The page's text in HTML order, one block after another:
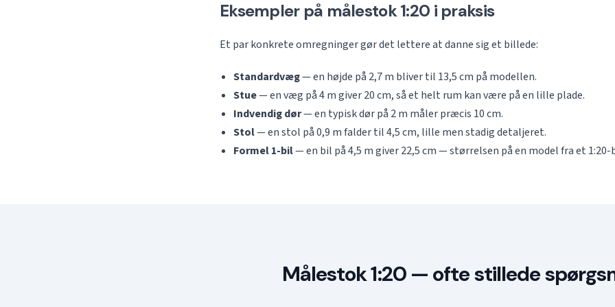
Eksempler på målestok 1:20 i praksis
Et par konkrete omregninger gør det lettere at danne sig et billede:
Standardvæg— en højde på 2,7 m bliver til 13,5 cm på modellen.
Stue— en væg på 4 m giver 20 cm, så et helt rum kan være på en lille plade.
Indvendig dør— en typisk dør på 2 m måler præcis 10 cm.
Stol— en stol på 0,9 m falder til 4,5 cm, lille men stadig detaljeret.
Formel 1-bil— en bil på 4,5 m giver 22,5 cm — størrelsen på en model fra et
Målestok 1:20 — ofte stillede